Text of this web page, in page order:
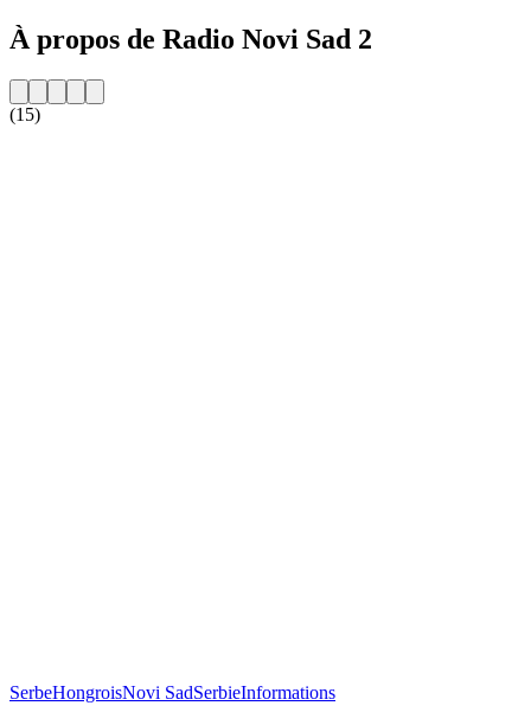
À propos de Radio Novi Sad 2
(15)
SerbeHongroisNovi SadSerbieInformations